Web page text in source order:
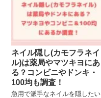
ネイル隠し(カモフラネイ
ル)は薬局やマツキヨにあ
る？コンビニやドンキ・
100均も調査！
急用で派手なネイルを隠したい